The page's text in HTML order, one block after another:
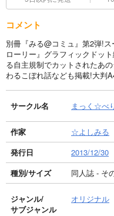
コメント
別冊『みる@コミュ』第2弾!
ローリー』グラフィックドッ
る自主規制でカットされたあ
わるこぼれ話なども掲載!大判
サークル名 まっく☆べ
作家
☆よしみる
発行日
2013/12/30
種別/サイズ
同人誌 - そ
ジャンル/
サブジャンル
オリジナル